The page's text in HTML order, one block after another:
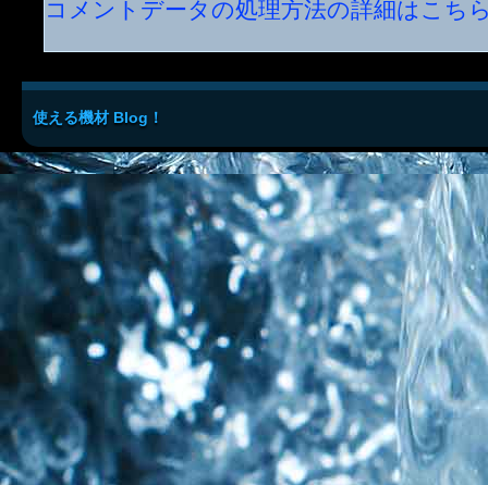
コメントデータの処理方法の詳細はこち
使える機材 Blog！